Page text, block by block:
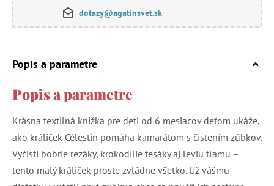
dotazy@agatinsvet.sk
Popis a parametre
Popis a parametre
Krásna textilná knižka pre deti od 6 mesiacov deťom ukáže,
ako králiček Célestin pomáha kamarátom s čistením zúbkov.
Vyčistí bobrie rezáky, krokodílie tesáky aj leviu tlamu –
tento malý králiček proste zvládne všetko. Už vášmu